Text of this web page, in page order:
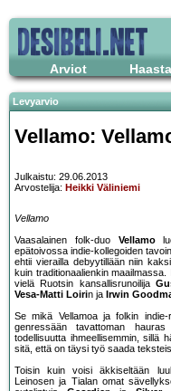
Arviot
Levyarvio
Vellamo:
Julkaistu: 29.06.2013
Arvostelija: Heikki Väliniemi
Vellamo
Vaasalainen folk-duo Vellamo
epätoivossa indie-kollegoiden
ehtii vierailla debyytillään niin
kuin traditionaalienkin
vielä Ruotsin kansallisrunoilija
Vesa-Matti Loirin ja Irwin
Se mikä Vellamoa ja folkin
genressään tavattoman
todellisuutta ihmeellisemmin, sillä
sitä, että on täysi työ saada
Toisin kuin voisi äkkiseltään
Leinosen ja Tialan omat